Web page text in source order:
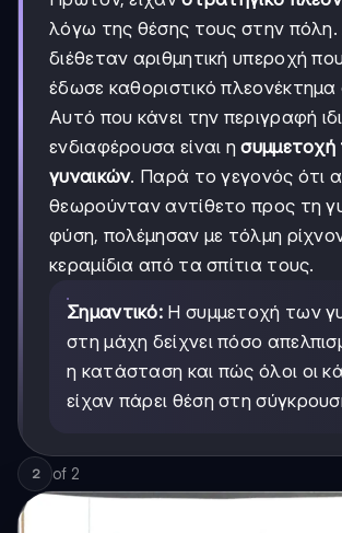
λόγω της θέσης τους στην πόλη.
διέθεταν αριθμητική υπεροχή
έδωσε καθοριστικό
Αυτό που κάνει την περιγραφή
ενδιαφέρουσα είναι η
γυναικών. Παρά το γεγονός ότι
θεωρούνταν αντίθετο προς τη
φύση, πολέμησαν με τόλμη
κεραμίδια από τα σπίτια τους.
Σημαντικό: Η συμμετοχή των
στη μάχη δείχνει πόσο
η κατάσταση και πώς όλοι οι
είχαν πάρει θέση στη
2 of 2